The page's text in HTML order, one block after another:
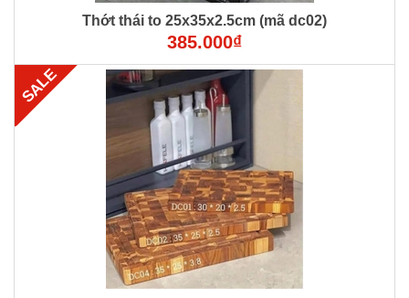
Thớt thái to 25x35x2.5cm (mã dc02)
385.000₫
SALE